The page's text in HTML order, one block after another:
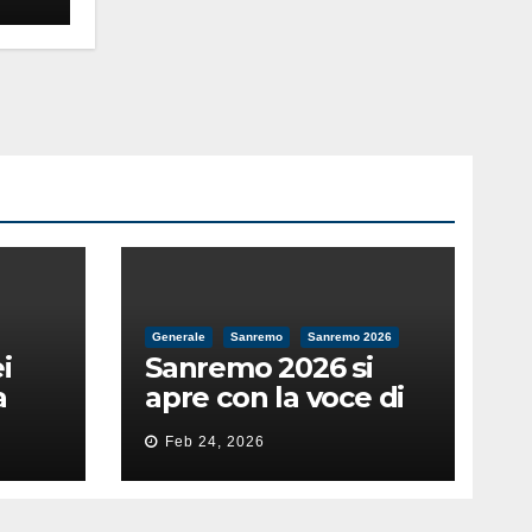
Generale Sanremo Sanremo 2026
Sanremo 2026 si
apre con la voce di
Pippo Baudo
Feb 24, 2026